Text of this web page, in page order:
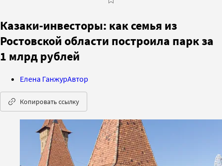
Казаки-инвесторы: как семья из
Ростовской области построила парк за
1 млрд рублей
Елена ГанжурАвтор
Копировать ссылку